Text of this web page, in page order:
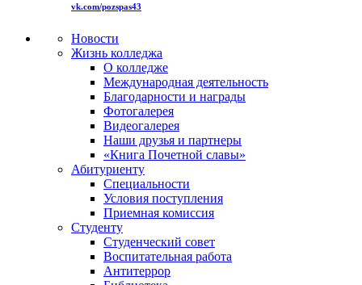
vk.com/pozspas43
Новости
Жизнь колледжа
О колледже
Международная деятельность
Благодарности и награды
Фотогалерея
Видеогалерея
Наши друзья и партнеры
«Книга Почетной славы»
Абитуриенту
Специальности
Условия поступления
Приемная комиссия
Студенту
Студенческий совет
Воспитательная работа
Антитеррор